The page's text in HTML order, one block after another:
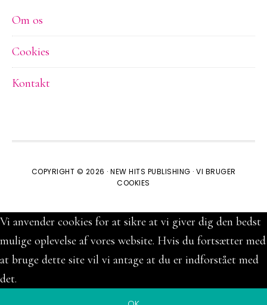
Om os
Cookies
Kontakt
COPYRIGHT © 2026 · NEW HITS PUBLISHING · VI BRUGER
COOKIES
Vi anvender cookies for at sikre at vi giver dig den bedst
mulige oplevelse af vores website. Hvis du fortsætter med
at bruge dette site vil vi antage at du er indforstået med
det.